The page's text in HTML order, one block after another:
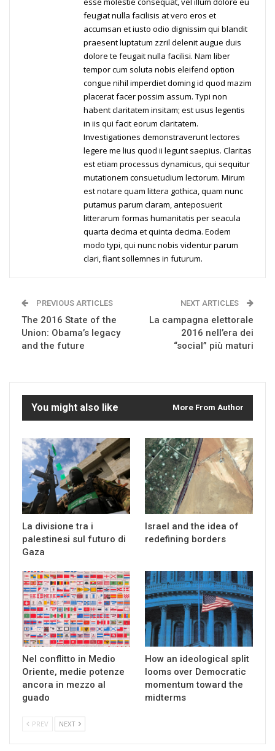
feugiat nulla facilisis at vero eros et
accumsan et iusto odio dignissim qui blandit
praesent luptatum zzril delenit augue duis
dolore te feugait nulla facilisi. Nam liber
tempor cum soluta nobis eleifend option
congue nihil imperdiet doming id quod mazim
placerat facer possim assum. Typi non
habent claritatem insitam; est usus legentis
in iis qui facit eorum claritatem.
Investigationes demonstraverunt lectores
legere me lius quod ii legunt saepius. Claritas
est etiam processus dynamicus, qui sequitur
mutationem consuetudium lectorum. Mirum
est notare quam littera gothica, quam nunc
putamus parum claram, anteposuerit
litterarum formas humanitatis per seacula
quarta decima et quinta decima. Eodem
modo typi, qui nunc nobis videntur parum
clari, fiant sollemnes in futurum.
PREVIOUS ARTICLES
The 2016 State of the
Union: Obama’s legacy
and the future
NEXT ARTICLES
La campagna elettorale
2016 nell’era dei
“social” più maturi
You might also like More From Author
La divisione tra i
palestinesi sul futuro di
Gaza
Israel and the idea of
redefining borders
Nel conflitto in Medio
Oriente, medie potenze
ancora in mezzo al
guado
How an ideological split
looms over Democratic
momentum toward the
midterms
PREV NEXT